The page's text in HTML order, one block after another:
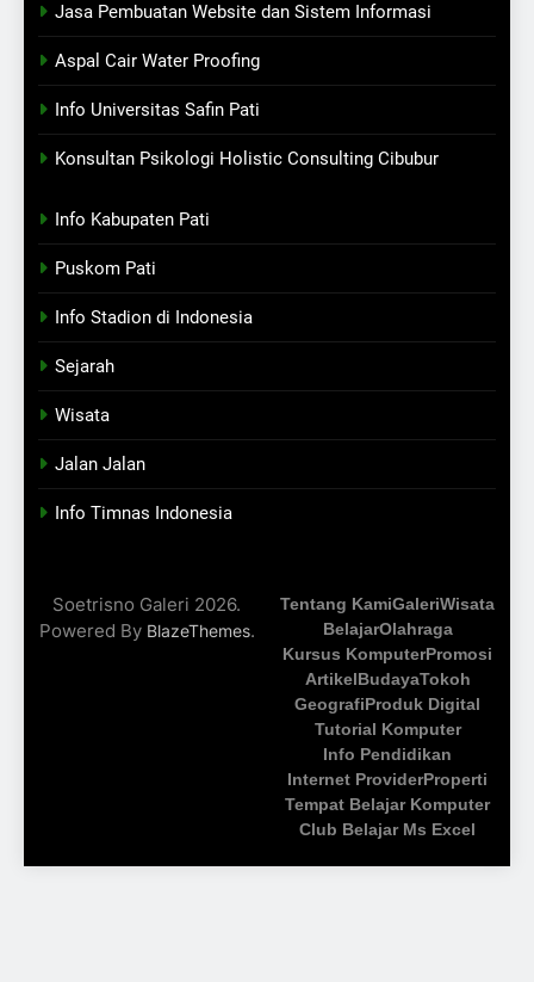
Jasa Pembuatan Website dan Sistem Informasi
Aspal Cair Water Proofing
Info Universitas Safin Pati
Konsultan Psikologi Holistic Consulting Cibubur
Info Kabupaten Pati
Puskom Pati
Info Stadion di Indonesia
Sejarah
Wisata
Jalan Jalan
Info Timnas Indonesia
Soetrisno Galeri 2026.
Powered By BlazeThemes.
Tentang KamiGaleriWisata
BelajarOlahraga
Kursus KomputerPromosi
ArtikelBudayaTokoh
GeografiProduk Digital
Tutorial Komputer
Info Pendidikan
Internet ProviderProperti
Tempat Belajar Komputer
Club Belajar Ms Excel